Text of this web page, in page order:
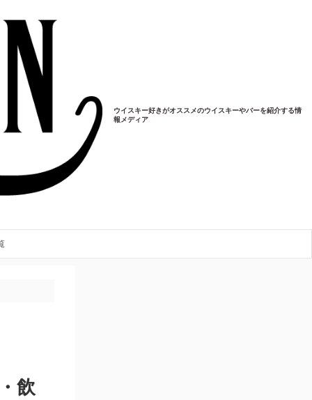
ウイスキー好きがオススメのウイスキーやバーを紹介する情
報メディア
飲